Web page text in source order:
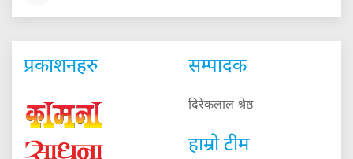
प्रकाशनहरु सम्पादक
दिरेकलाल श्रेष्ठ
हाम्रो टीम